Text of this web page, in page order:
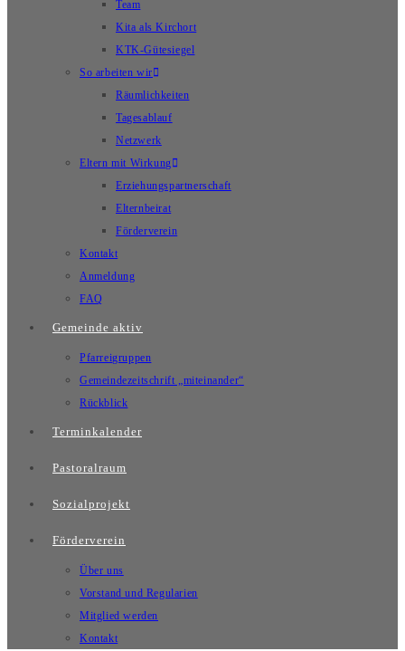
Team
Kita als Kirchort
KTK-Gütesiegel
So arbeiten wir
Räumlichkeiten
Tagesablauf
Netzwerk
Eltern mit Wirkung
Erziehungspartnerschaft
Elternbeirat
Förderverein
Kontakt
Anmeldung
FAQ
Gemeinde aktiv
Pfarreigruppen
Gemeindezeitschrift „miteinander“
Rückblick
Terminkalender
Pastoralraum
Sozialprojekt
Förderverein
Über uns
Vorstand und Regularien
Mitglied werden
Kontakt